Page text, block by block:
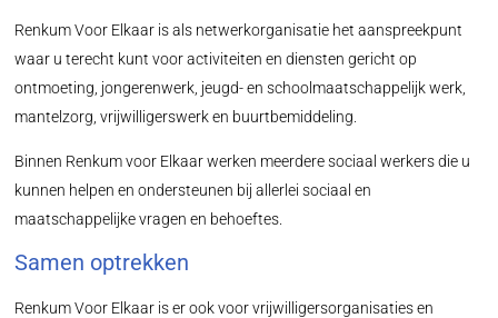
Renkum Voor Elkaar is als netwerkorganisatie het aanspreekpunt
waar u terecht kunt voor activiteiten en diensten gericht op
ontmoeting, jongerenwerk, jeugd- en schoolmaatschappelijk werk,
mantelzorg, vrijwilligerswerk en buurtbemiddeling.
Binnen Renkum voor Elkaar werken meerdere sociaal werkers die u
kunnen helpen en ondersteunen bij allerlei sociaal en
maatschappelijke vragen en behoeftes.
Samen optrekken
Renkum Voor Elkaar is er ook voor vrijwilligersorganisaties en